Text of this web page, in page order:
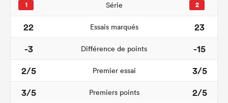
1 Série 2
22 Essais marqués
23
-3
Différence de points
-15
2/5
Premier essai
3/5
3/5
Premiers points
2/5